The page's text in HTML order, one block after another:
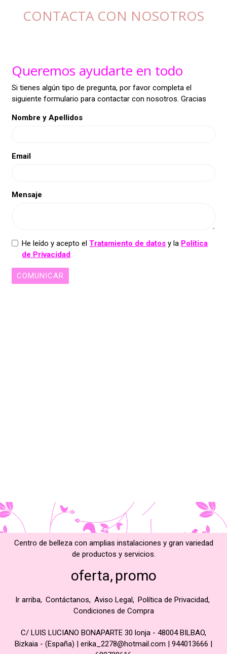
CONTACTA CON NOSOTROS
Queremos ayudarte en todo
Si tienes algún tipo de pregunta, por favor completa el
siguiente formulario para contactar con nosotros. Gracias
Nombre y Apellidos
Email
Mensaje
He leído y acepto el Tratamiento de datos y la Política
de Privacidad
Centro de belleza con amplias instalaciones y gran variedad
de productos y servicios.
oferta promo
Ir arriba Contáctanos Aviso Legal Política de Privacidad
Condiciones de Compra
C/ LUIS LUCIANO BONAPARTE 30 lonja - 48004 BILBAO,
Bizkaia - (España) | erika_2278@hotmail.com | 944013666 |